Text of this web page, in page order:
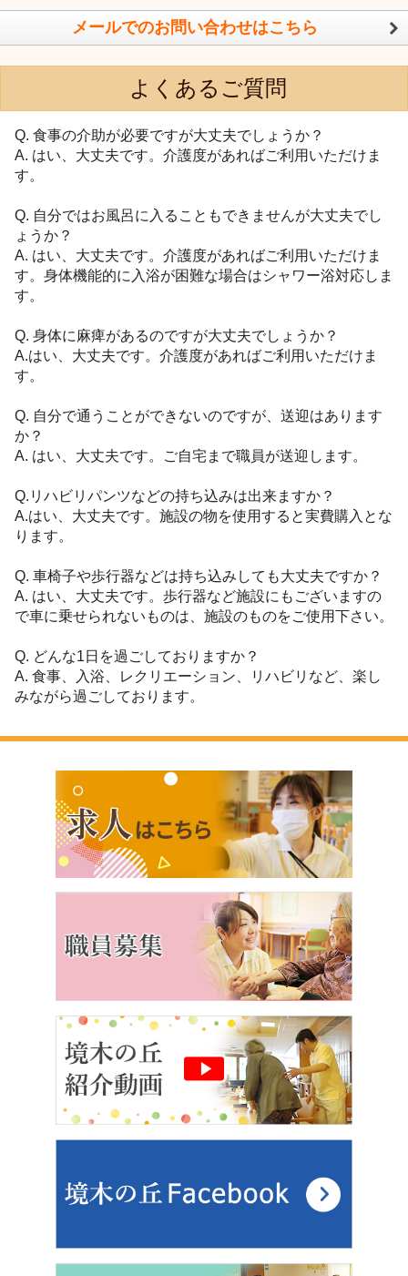
メールでのお問い合わせはこちら
よくあるご質問
Q. 食事の介助が必要ですが大丈夫でしょうか？
A. はい、大丈夫です。介護度があればご利用いただけま
す。
Q. 自分ではお風呂に入ることもできませんが大丈夫でし
ょうか？
A. はい、大丈夫です。介護度があればご利用いただけま
す。身体機能的に入浴が困難な場合はシャワー浴対応しま
す。
Q. 身体に麻痺があるのですが大丈夫でしょうか？
A.はい、大丈夫です。介護度があればご利用いただけま
す。
Q. 自分で通うことができないのですが、送迎はあります
か？
A. はい、大丈夫です。ご自宅まで職員が送迎します。
Q.リハビリパンツなどの持ち込みは出来ますか？
A.はい、大丈夫です。施設の物を使用すると実費購入とな
ります。
Q. 車椅子や歩行器などは持ち込みしても大丈夫ですか？
A. はい、大丈夫です。歩行器など施設にもございますの
で車に乗せられないものは、施設のものをご使用下さい。
Q. どんな1日を過ごしておりますか？
A. 食事、入浴、レクリエーション、リハビリなど、楽し
みながら過ごしております。